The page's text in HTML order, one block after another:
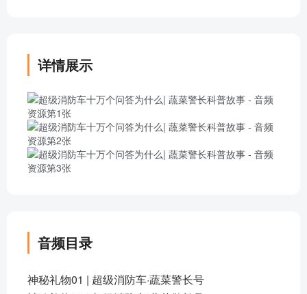
详情展示
音频目录
神秘礼物01 | 超级消防车·蔬菜警长号